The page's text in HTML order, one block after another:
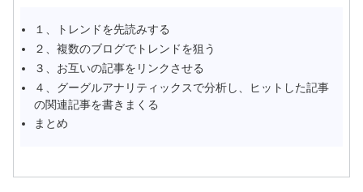
１、トレンドを先読みする
２、複数のブログでトレンドを狙う
３、お互いの記事をリンクさせる
４、グーグルアナリティックスで分析し、ヒットした記事
の関連記事を書きまくる
まとめ